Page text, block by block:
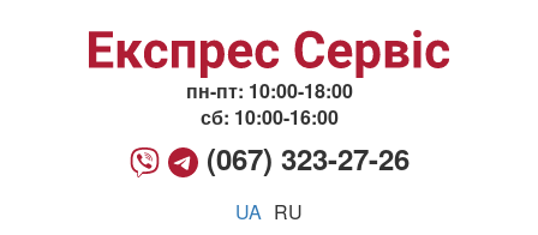
пн-пт: 10:00-18:00
сб: 10:00-16:00
(067) 323-27-26
UA RU